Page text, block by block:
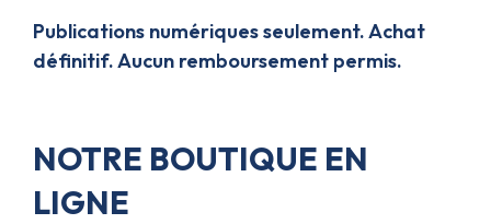
Publications numériques seulement. Achat
définitif. Aucun remboursement permis.
NOTRE BOUTIQUE EN
LIGNE